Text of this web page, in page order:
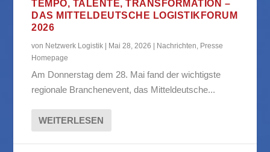
TEMPO, TALENTE, TRANSFORMATION –
DAS MITTELDEUTSCHE LOGISTIKFORUM
2026
von Netzwerk Logistik | Mai 28, 2026 | Nachrichten Presse
Homepage
Am Donnerstag dem 28. Mai fand der wichtigste
regionale Branchenevent, das Mitteldeutsche...
WEITERLESEN